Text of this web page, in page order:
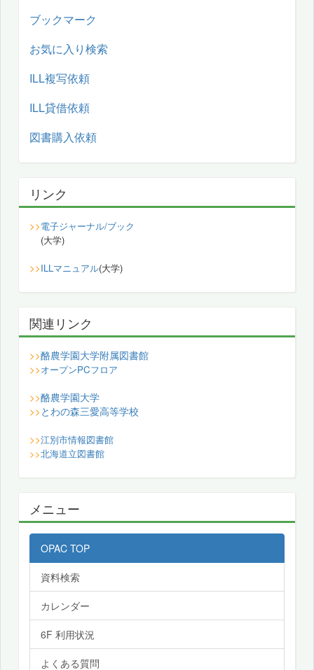
ブックマーク
お気に入り検索
ILL複写依頼
ILL貸借依頼
図書購入依頼
リンク
>>電子ジャーナル/ブック
(大学)
>>ILLマニュアル(大学)
関連リンク
>>酪農学園大学附属図書館
>>オープンPCフロア
>>酪農学園大学
>> とわの森三愛高等学校
>>江別市情報図書館
>>北海道立図書館
メニュー
OPAC TOP
資料検索
カレンダー
6F 利用状況
よくある質問